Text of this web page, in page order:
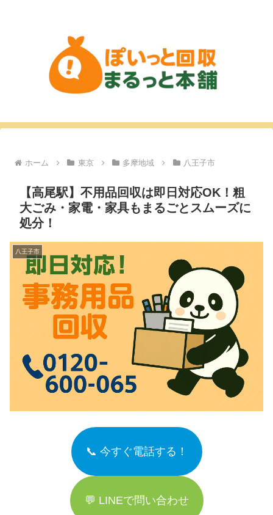
ホーム 東京 多摩地域 八王子市
【高尾駅】不用品回収は即日対応OK！粗
大ごみ・家電・家具もまるごとスムーズに
処分！
八王子市
📞 今すぐ電話する！
💬 LINEで問い合わせ